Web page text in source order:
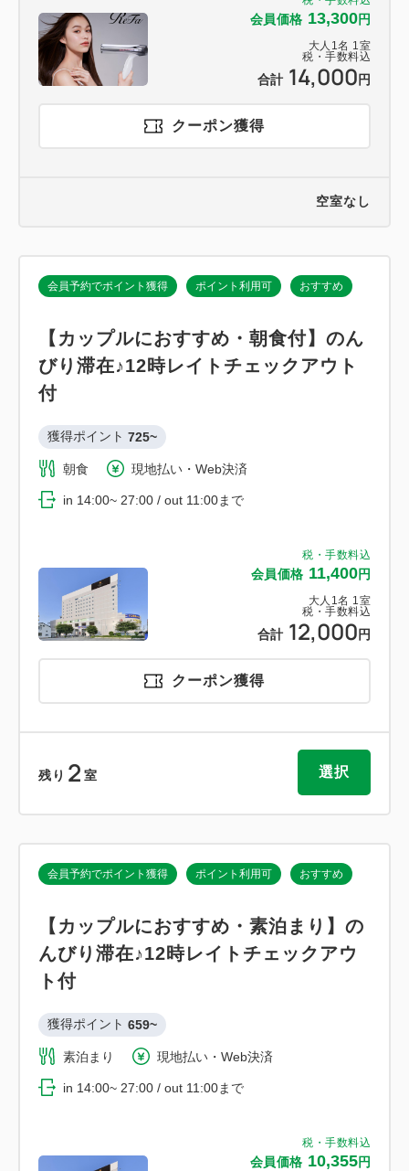
会員価格 13,300円
大人 1 名 1 室
税・手数料込
合計 14,000 円
クーポン獲得
空室なし
税・手数料込
会員価格 11,400円
大人 1 名 1 室
税・手数料込
合計 12,000 円
会員予約でポイント獲得 ポイント利用可 おすすめ
【カップルにおすすめ・朝食付】のん
びり滞在♪12時レイトチェックアウト
付
獲得ポイント 725~
朝食 現地払い・Web決済
in 14:00~ 27:00 / out 11:00まで
クーポン獲得
残り 2 室 選択
税・手数料込
会員価格 10,355円
会員予約でポイント獲得 ポイント利用可 おすすめ
【カップルにおすすめ・素泊まり】の
んびり滞在♪12時レイトチェックアウ
ト付
獲得ポイント 659~
素泊まり 現地払い・Web決済
in 14:00~ 27:00 / out 11:00まで